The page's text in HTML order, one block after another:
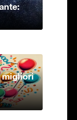
migliori